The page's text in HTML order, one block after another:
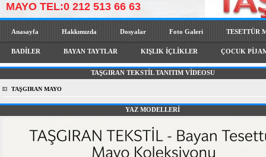
MAYO TEL:0 212 513 66 63
Anasayfa Hakkımızda Dosyalar Foto Galeri TESETTÜR
BADİLER BAYAN TAYTLAR KIŞLIK İÇLİKLER ÇOCUK
TAŞGIRAN TEKSTİL TANITIM VİDEOSU
TAŞGIRAN MAYO
YAZ MODELLERİ